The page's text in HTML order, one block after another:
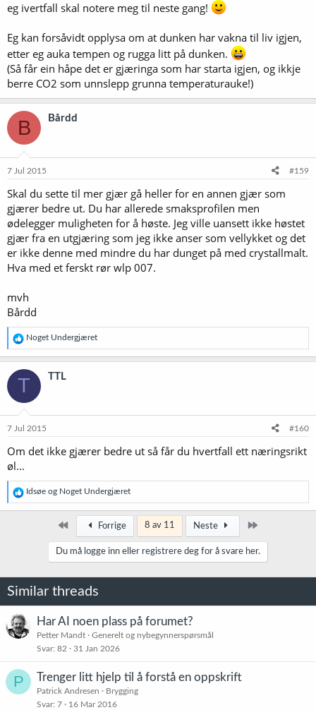
eg ivertfall skal notere meg til neste gang!
Eg kan forsåvidt opplysa om at dunken har vakna til liv igjen,
etter eg auka tempen og rugga litt på dunken.
(Så får ein håpe det er gjæringa som har starta igjen, og ikkje
berre CO2 som unnslepp grunna temperaturauke!)
B Bårdd
7 Jul 2015 #159
Skal du sette til mer gjær gå heller for en annen gjær som
gjærer bedre ut. Du har allerede smaksprofilen men
ødelegger muligheten for å høste. Jeg ville uansett ikke høstet
gjær fra en utgjæring som jeg ikke anser som vellykket og det
er ikke denne med mindre du har dunget på med crystallmalt.
Hva med et ferskt rør wlp 007.
mvh
Bårdd
R
e
a
k
s
o
e
Noget Undergjæret
T TTL
7 Jul 2015 #160
Om det ikke gjærer bedre ut så får du hvertfall ett næringsrikt
øl...
R
e
a
r
Idsøe og Noget Undergjæret
Først Forrige 8 av 11 Neste
Du må logge inn eller registrere deg for å svare her.
Similar threads
Har AI noen plass på forumet?
Petter Mandt
Generelt og nybegynnerspørsmål
Svar 82 31 Jan 2026
P Trenger litt hjelp til å forstå en oppskrift
Patrick Andresen
Brygging
Svar 7 16 Mar 2016